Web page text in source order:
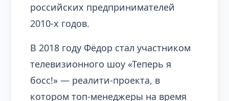
российских предпринимателей
2010-х годов.
В 2018 году Фёдор стал участником
телевизионного шоу «Теперь я
босс!» — реалити-проекта, в
котором топ-менеджеры на время